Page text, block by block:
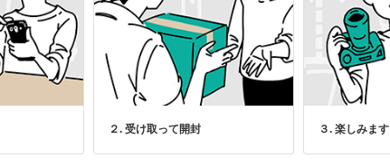
２. 受け取って開封 ３. 楽しみます